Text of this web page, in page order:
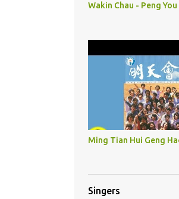
Wakin Chau - Peng You
Ming Tian Hui Geng
Singers